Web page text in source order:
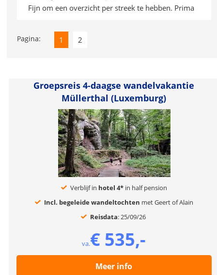
Fijn om een overzicht per streek te hebben. Prima
Pagina: 1 2
Groepsreis 4-daagse wandelvakantie
Müllerthal (Luxemburg)
Verblijf in hotel 4* in half pension
Incl. begeleide wandeltochten met Geert of Alain
Reisdata: 25/09/26
va.€ 535,-
Meer info